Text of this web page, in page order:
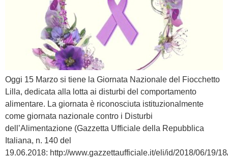
Oggi 15 Marzo si tiene la Giornata Nazionale del Fiocchetto
Lilla, dedicata alla lotta ai disturbi del comportamento
alimentare. La giornata è riconosciuta istituzionalmente
come giornata nazionale contro i Disturbi
dell’Alimentazione (Gazzetta Ufficiale della Repubblica
Italiana, n. 140 del
19.06.2018: http://www.gazzettaufficiale.it/eli/id/2018/06/19/